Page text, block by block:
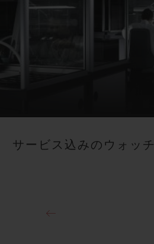
サービス込みのウォッチ